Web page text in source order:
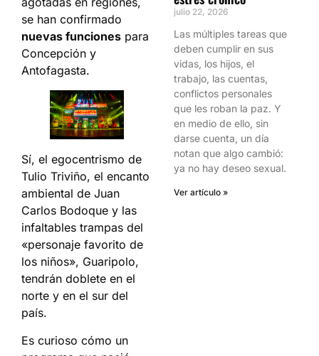
se han confirmado
nuevas funciones para
Concepción y
Antofagasta.
Sí, el egocentrismo de
Tulio Triviño, el encanto
ambiental de Juan
Carlos Bodoque y las
infaltables trampas del
«personaje favorito de
los niños», Guaripolo,
tendrán doblete en el
norte y en el sur del
país.
Es curioso cómo un
julio 22, 2026
Las múltiples tareas que
deben cumplir en sus
vidas, los hijos, el
trabajo, las cuentas,
conflictos personales
que les roban la paz. Y
en medio de ello, sin
darse cuenta, un día
notan que algo cambió:
ya no hay deseo sexual.
Ver artículo »